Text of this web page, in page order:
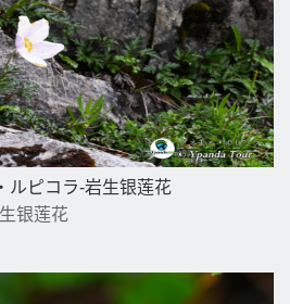
ルピコラ-岩生银莲花
银莲花